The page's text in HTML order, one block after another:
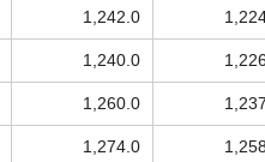
1,242.0
1,240.0
1,260.0
1,274.0